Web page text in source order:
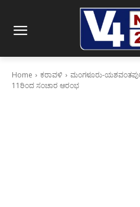
Home ಕರಾವಳಿ
ಮಂಗಳೂರು-
11ರಿಂದ ಸಂಚಾರ ಆರಂಭ